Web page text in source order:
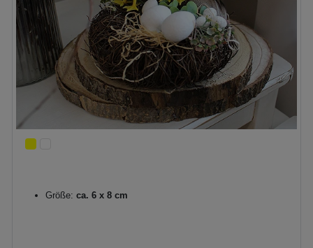
Größe: ca. 6 x 8 cm